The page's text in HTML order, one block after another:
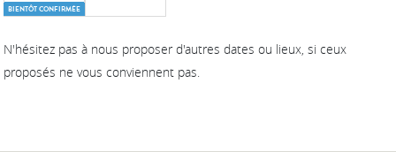
BIENTÔT CONFIRMÉE
N'hésitez pas à nous proposer d'autres dates ou lieux, si ceux
proposés ne vous conviennent pas.